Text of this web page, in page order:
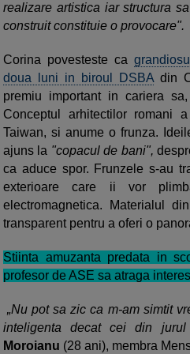
realizare artistica iar structura
construit constituie o provocare".
Corina povesteste ca
doua luni in biroul DSBA din
premiu important in cariera
Conceptul arhitectilor romani
Taiwan, si anume o frunza.
ajuns la "copacul de bani",
ca aduce spor. Frunzele s-au
exterioare care ii vor
electromagnetica. Materialul
transparent pentru a oferi o
Stiinta amuzanta predata in
profesor de ASE sa atraga
„Nu pot sa zic ca m-am simtit
inteligenta decat cei din jurul
Moroianu (28 ani), membra